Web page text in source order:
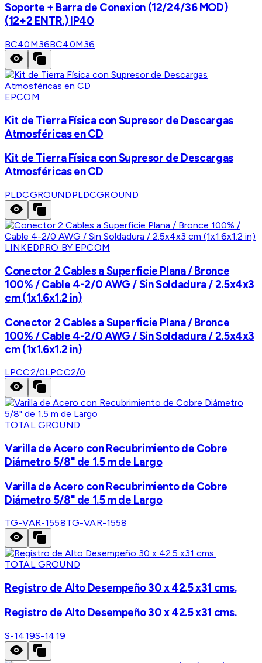
Soporte + Barra de Conexion (12/24/36 MOD)
(12+2 ENTR.) IP40
BC40M36BC40M36
EPCOM
Kit de Tierra Física con Supresor de Descargas
Atmosféricas en CD
Kit de Tierra Física con Supresor de Descargas
Atmosféricas en CD
PLDCGROUNDPLDCGROUND
LINKEDPRO BY EPCOM
Conector 2 Cables a Superficie Plana / Bronce
100% / Cable 4-2/0 AWG / Sin Soldadura / 2.5x4x3
cm (1x1.6x1.2 in)
Conector 2 Cables a Superficie Plana / Bronce
100% / Cable 4-2/0 AWG / Sin Soldadura / 2.5x4x3
cm (1x1.6x1.2 in)
LPCC2/0LPCC2/0
TOTAL GROUND
Varilla de Acero con Recubrimiento de Cobre
Diámetro 5/8" de 1.5 m de Largo
Varilla de Acero con Recubrimiento de Cobre
Diámetro 5/8" de 1.5 m de Largo
TG-VAR-1558TG-VAR-1558
TOTAL GROUND
Registro de Alto Desempeño 30 x 42.5 x31 cms.
Registro de Alto Desempeño 30 x 42.5 x31 cms.
S-1419S-1419